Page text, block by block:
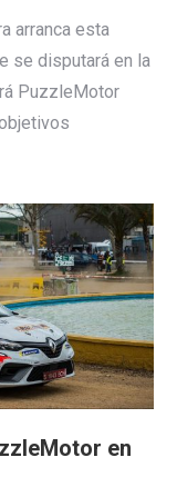
arranca esta
se disputará en la
PuzzleMotor
en